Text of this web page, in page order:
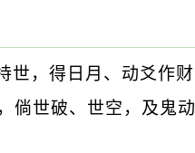
世，得日月、动爻作财
倘世破、世空，及鬼动